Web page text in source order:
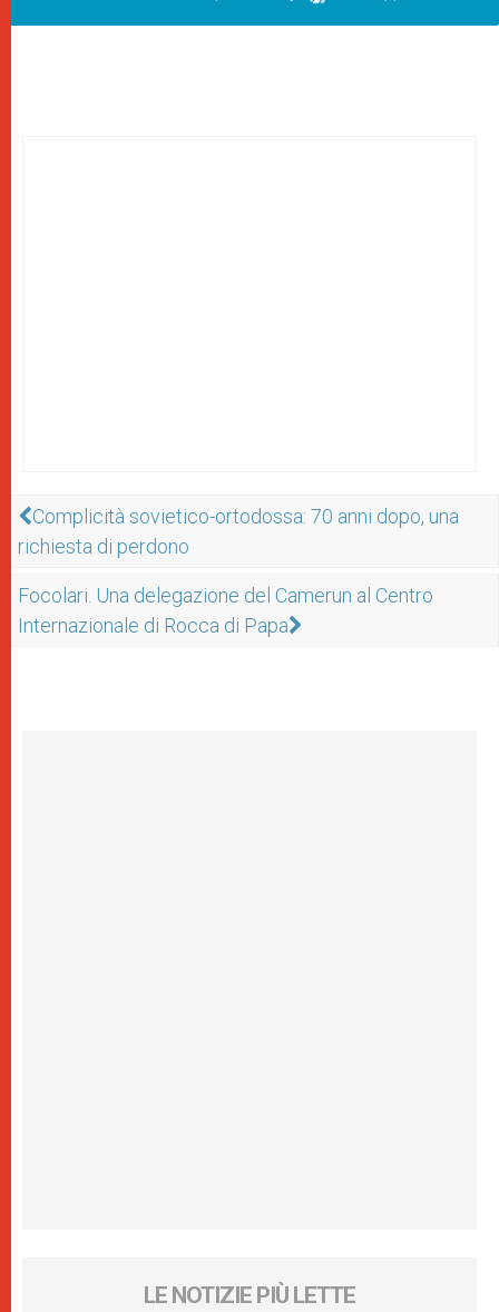
Complicità sovietico-ortodossa: 70 anni dopo, una
richiesta di perdono
Focolari. Una delegazione del Camerun al Centro
Internazionale di Rocca di Papa
LE NOTIZIE PIÙ LETTE